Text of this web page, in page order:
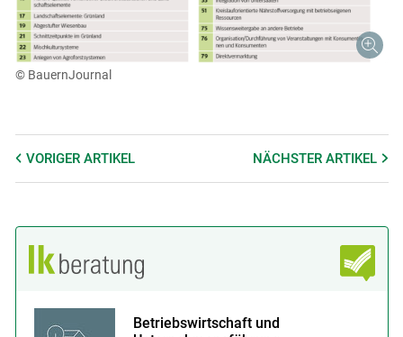
© BauernJournal
VORIGER ARTIKEL NÄCHSTERARTIKEL
Betriebswirtschaft und